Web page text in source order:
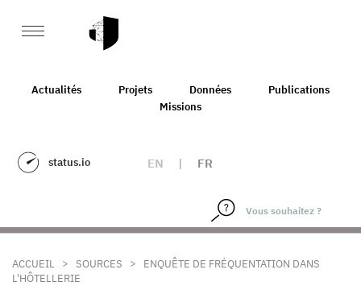
Actualités Projets Données
Publications
Missions
status.io EN | FR
ACCUEIL > SOURCES >
ENQUÊTE DE FRÉQUENTATION DANS
L'HÔTELLERIE